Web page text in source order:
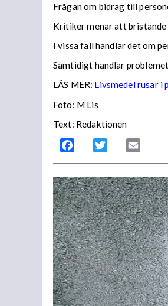
Frågan om bidrag till
Kritiker menar att
I vissa fall handlar det om
Samtidigt handlar
LÄS MER: Livsmedel rusar
Foto: M Lis
Text: Redaktionen
Facebook Twitter